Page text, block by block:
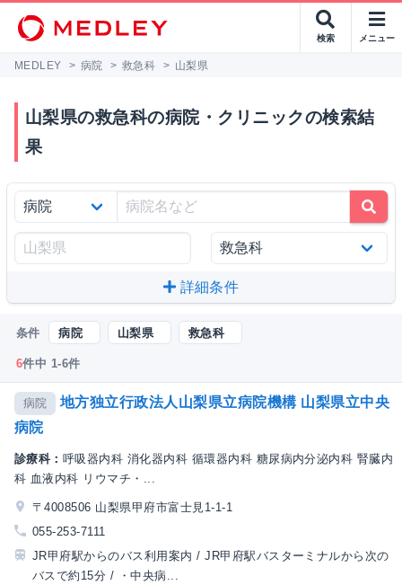
検索 メニュー
MEDLEY > 病院 > 救急科 > 山梨県
山梨県の救急科の病院・クリニックの検索結
果
詳細条件
条件 病院 山梨県 救急科
6件中 1-6件
病院
地方独立行政法人山梨県立病院機構 山梨県立中央
病院
診療科： 呼吸器内科 消化器内科 循環器内科 糖尿病内分泌内科 腎臓内
科 血液内科 リウマチ・...
〒4008506 山梨県甲府市富士見1-1-1
055-253-7111
JR甲府駅からのバス利用案内 / JR甲府駅バスターミナルから次の
バスで約15分 / ・中央病...